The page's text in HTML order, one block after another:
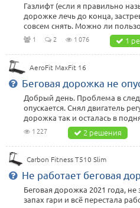
Газлифт (если я правильно
дорожке лечь до конца,
совсем снять. Можно ли
1 2 1 076 1
AeroFit MaxFit 16
Беговая дорожка не
Добрый день. Проблема в
опускается. Снял двигатель
дорожка так и осталась в
1 227 2 решения
Carbon Fitness T510 Slim
Не работает беговая
Беговая дорожка 2021 года,
запах гари и всё перестала